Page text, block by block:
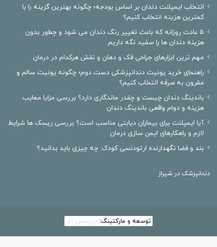
انتخاب ایمپلنت دندان بر اساس بودجه؛ چگونه بهترین گزینه را با
کمترین هزینه انتخاب کنیم؟
۵ عادت روزانه که باعث تغییر رنگ دندان می شود و چطور بدون
هزینه دندان ها را سفید نگه داریم
مهم ترین ابزارهای جراحی فک و دهان و نقش هرکدام در درمان
راهنمای خرید یونیت دندانپزشکی دست دوم؛ چگونه یونیت سالم و
مقرون به صرفه انتخاب کنیم؟
باندینگ دندان چیست و چقدر ماندگاری دارد؟ بررسی مزایا معایب
هزینه و دوام واقعی باندینگ دندان
آیا ایمپلنت برای بیماران دیابتی مناسب است؟ بررسی ریسک ها شرایط
لازم و راهکارهای ایمن سازی درمان
بند و فضا نگهدارنده ارتودنسی کودک: چه چیزی باید بدانید؟
دندانپزشک در شیراز
توسعه و مارکتینگ: بیزینس یار